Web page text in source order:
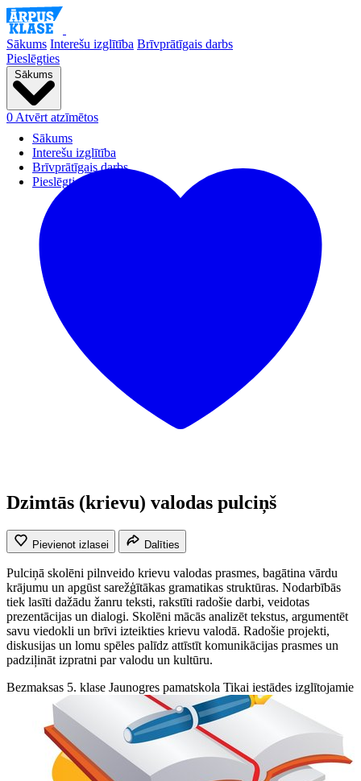
Sākums Interešu izglītība Brīvprātīgais darbs
Pieslēgties
Sākums
Sākums
Interešu izglītība
Brīvprātīgais darbs
Pieslēgties
0 Atvērt atzīmētos
Dzimtās (krievu) valodas pulciņš
Pievienot izlasei Dalīties
Pulciņā skolēni pilnveido krievu valodas prasmes, bagātina vārdu
krājumu un apgūst sarežģītākas gramatikas struktūras. Nodarbībās
tiek lasīti dažādu žanru teksti, rakstīti radošie darbi, veidotas
prezentācijas un dialogi. Skolēni mācās analizēt tekstus, argumentēt
savu viedokli un brīvi izteikties krievu valodā. Radošie projekti,
diskusijas un lomu spēles palīdz attīstīt komunikācijas prasmes un
padziļināt izpratni par valodu un kultūru.
Bezmaksas 5. klase Jaunogres pamatskola Tikai iestādes izglītojamie